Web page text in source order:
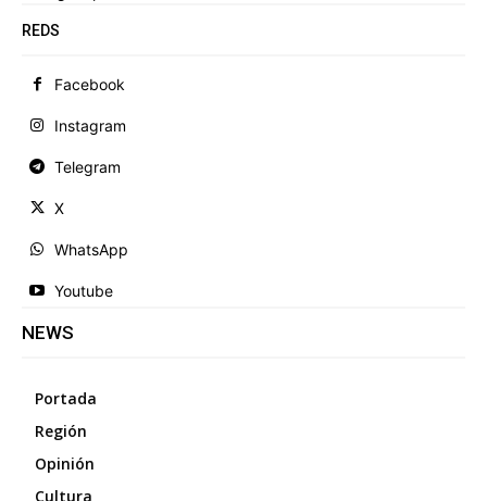
REDS
Facebook
Instagram
Telegram
X
WhatsApp
Youtube
NEWS
Portada
Región
Opinión
Cultura